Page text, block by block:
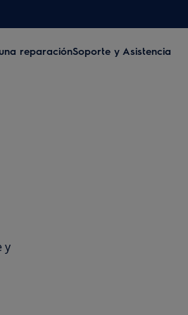
reparaciónSoporte y Asistencia
y